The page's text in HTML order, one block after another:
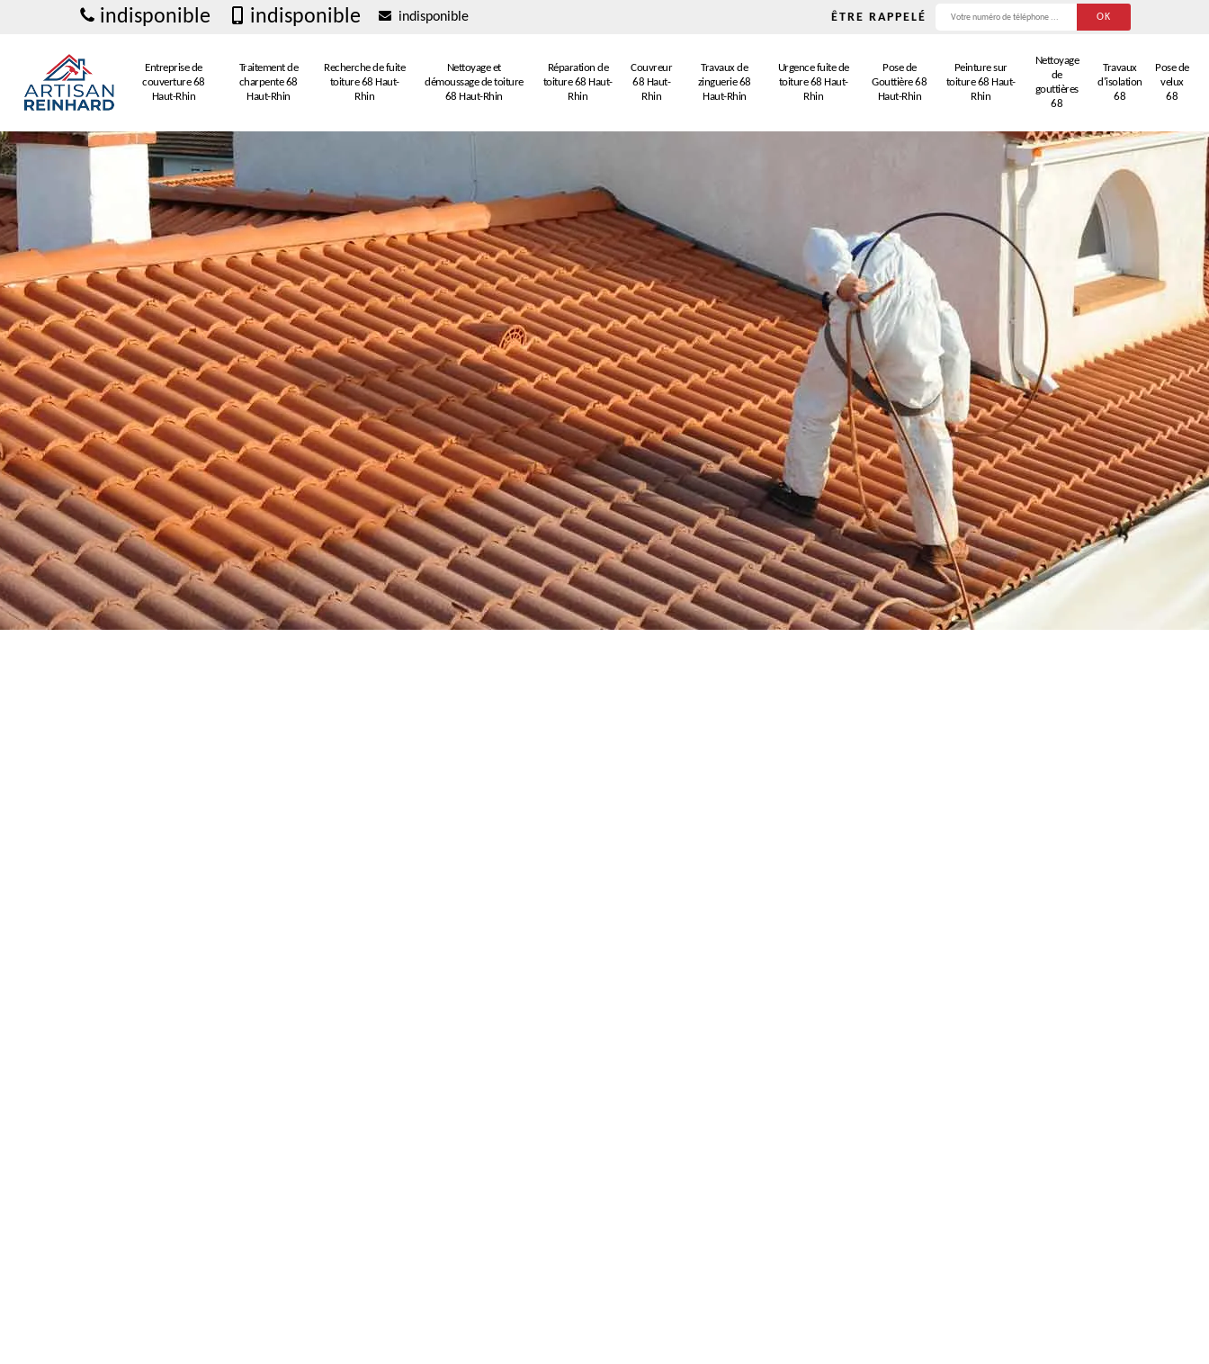
indisponible indisponible indisponible ÊTRE RAPPELÉ
Entreprise de
couverture 68
Haut-Rhin
Traitement de
charpente 68
Haut-Rhin
Recherche de fuite
toiture 68 Haut-
Rhin
Nettoyage et
démoussage de toiture
68 Haut-Rhin
Réparation de
toiture 68 Haut-
Rhin
Couvreur
68 Haut-
Rhin
Travaux de
zinguerie 68
Haut-Rhin
Urgence fuite de
toiture 68 Haut-
Rhin
Pose de
Gouttière 68
Haut-Rhin
Peinture sur
toiture 68 Haut-
Rhin
Nettoyage
de
gouttières
68
Travaux
d'isolation
68
Pose de
velux
68